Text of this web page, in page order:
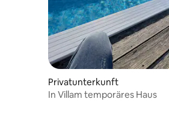
Privatunterkunft
In Villam temporäres Haus